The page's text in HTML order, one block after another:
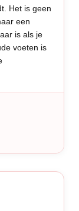
Het is geen
een
is als je
voeten is